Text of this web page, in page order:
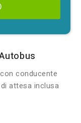
conducente
attesa inclusa